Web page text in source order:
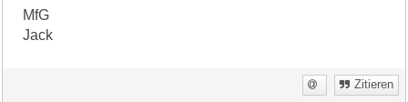
MfG
Jack
Zitieren